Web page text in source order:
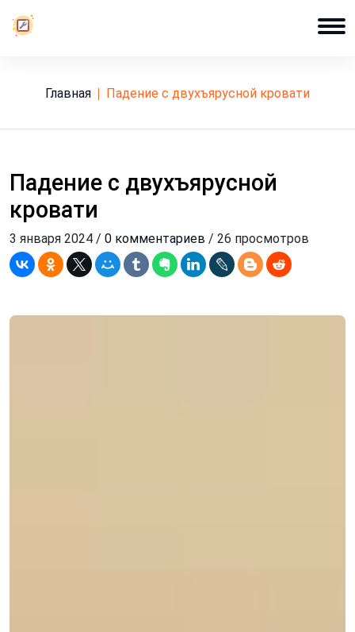
Главная падение с двухъярусной кровати
Падение с двухъярусной
кровати
3 января 2024 / 0 комментариев / 26 просмотров